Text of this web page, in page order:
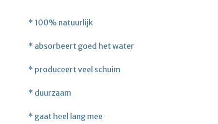
* 100% natuurlijk
* absorbeert goed het water
* produceert veel schuim
* duurzaam
* gaat heel lang mee